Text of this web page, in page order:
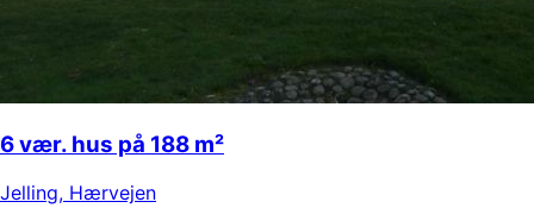
6 vær. hus på 188 m²
Jelling, Hærvejen